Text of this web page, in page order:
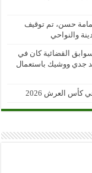
حسن، تم توقيف
والنواحي
القضائية كان في
جدي ووشيك باستعمال
العرش 2026